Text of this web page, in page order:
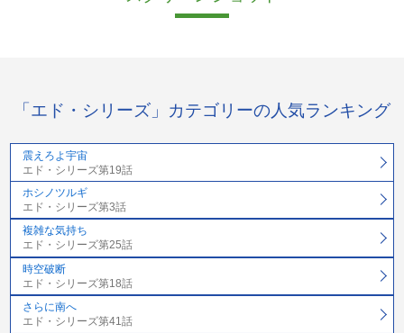
「エド・シリーズ」カテゴリーの人気ランキング
震えろよ宇宙
エド・シリーズ第19話
ホシノツルギ
エド・シリーズ第3話
複雑な気持ち
エド・シリーズ第25話
時空破断
エド・シリーズ第18話
さらに南へ
エド・シリーズ第41話